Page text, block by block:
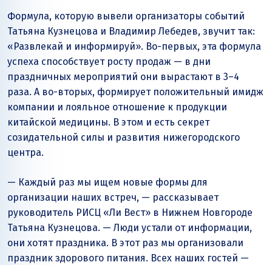
Формула, которую вывели организаторы событий
Татьяна Кузнецова и Владимир Лебедев, звучит так:
«Развлекай и информируй». Во-первых, эта формула
успеха способствует росту продаж — в дни
праздничных мероприятий они вырастают в 3–4
раза. А во-вторых, формирует положительный имидж
компании и лояльное отношение к продукции
китайской медицины. В этом и есть секрет
созидательной силы и развития нижегородского
центра.
— Каждый раз мы ищем новые формы для
организации наших встреч, — рассказывает
руководитель РИСЦ «Ли Вест» в Нижнем Новгороде
Татьяна Кузнецова. — Люди устали от информации,
они хотят праздника. В этот раз мы организовали
праздник здорового питания. Всех наших гостей —